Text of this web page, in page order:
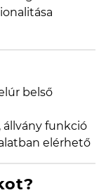
belső
funkció
elérhető